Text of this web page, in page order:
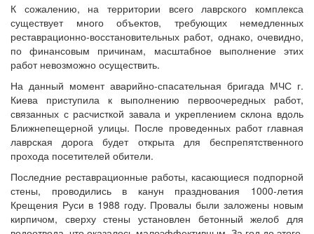
К сожалению, на территории всего лаврского комплекса
существует много объектов, требующих немедленных
реставрационно-восстановительных работ, однако, очевидно,
по финансовым причинам, масштабное выполнение этих
работ невозможно осуществить.
На данный момент аварийно-спасательная бригада МЧС г.
Киева приступила к выполнению первоочередных работ,
связанных с расчисткой завала и укреплением склона вдоль
Ближнепещерной улицы. После проведенных работ главная
лаврская дорога будет открыта для беспрепятственного
прохода посетителей обители.
Последние реставрационные работы, касающиеся подпорной
стены, проводились в канун празднования 1000-летия
Крещения Руси в 1988 году. Провалы были заложены новым
кирпичом, сверху стены установлен бетонный желоб для